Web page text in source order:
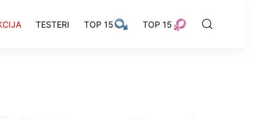
TESTERI TOP 15 TOP 15